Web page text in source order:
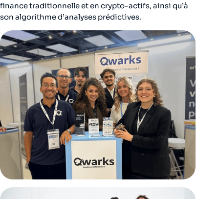
finance traditionnelle et en crypto-actifs, ainsi qu’à
son algorithme d’analyses prédictives.